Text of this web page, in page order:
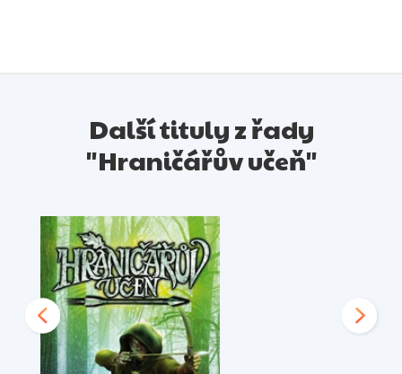
Další tituly z řady
"Hraničářův učeň"